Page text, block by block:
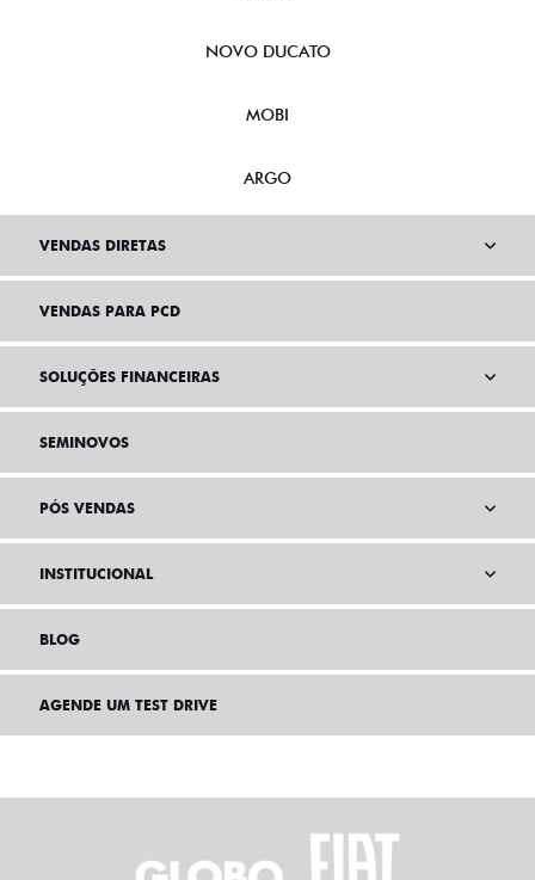
NOVO DUCATO
MOBI
ARGO
VENDAS DIRETAS
VENDAS PARA PCD
SOLUÇÕES FINANCEIRAS
SEMINOVOS
PÓS VENDAS
INSTITUCIONAL
BLOG
AGENDE UM TEST DRIVE